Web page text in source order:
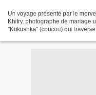
Un voyage présenté par le
Khitry, photographe de mariage
"Kukushka" (coucou) qui